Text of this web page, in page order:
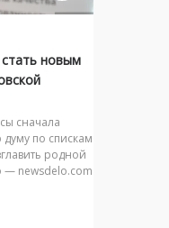
новым
сначала
думу по спискам
родной
— newsdelo.com